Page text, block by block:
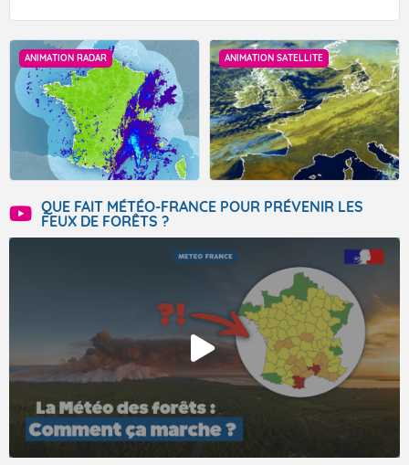
ANIMATION RADAR ANIMATION SATELLITE
QUE FAIT MÉTÉO-FRANCE POUR PRÉVENIR LES
FEUX DE FORÊTS ?